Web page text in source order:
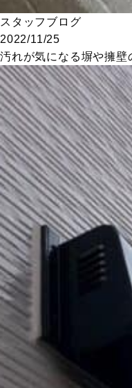
スタッフブログ
2022/11/25
汚れが気になる塀や擁壁